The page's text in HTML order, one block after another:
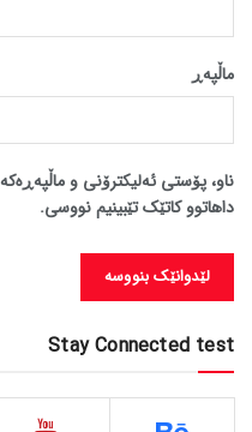
ماڵپه‌ڕ
ناو، پۆستی ئەلیکترۆنی و
داهاتوو کاتێک تێبینیم نووسی.
Stay Connected test